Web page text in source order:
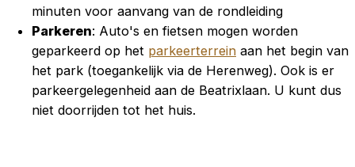
minuten voor aanvang van de rondleiding
Parkeren: Auto's en fietsen mogen worden
geparkeerd op het parkeerterrein aan het begin van
het park (toegankelijk via de Herenweg). Ook is er
parkeergelegenheid aan de Beatrixlaan. U kunt dus
niet doorrijden tot het huis.